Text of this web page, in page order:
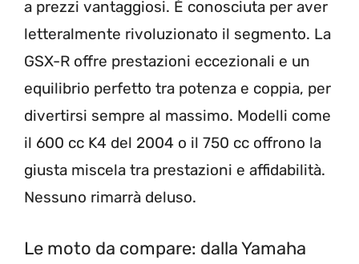
a prezzi vantaggiosi. È conosciuta per aver
letteralmente rivoluzionato il segmento. La
GSX-R offre prestazioni eccezionali e un
equilibrio perfetto tra potenza e coppia, per
divertirsi sempre al massimo. Modelli come
il 600 cc K4 del 2004 o il 750 cc offrono la
giusta miscela tra prestazioni e affidabilità.
Nessuno rimarrà deluso.
Le moto da compare: dalla Yamaha